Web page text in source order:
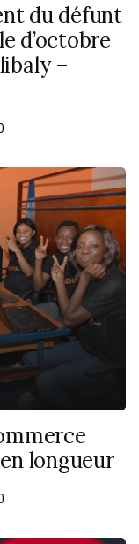
du défunt
d’octobre
–
longueur